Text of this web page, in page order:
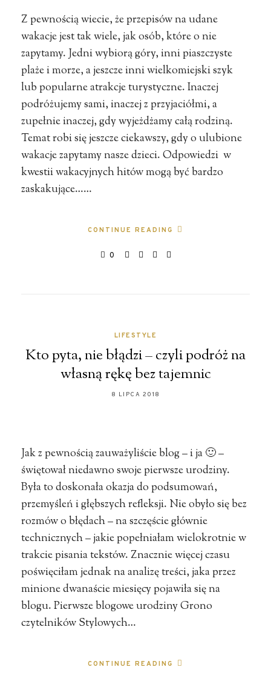
Z pewnością wiecie, że przepisów na udane
wakacje jest tak wiele, jak osób, które o nie
zapytamy. Jedni wybiorą góry, inni piaszczyste
plaże i morze, a jeszcze inni wielkomiejski szyk
lub popularne atrakcje turystyczne. Inaczej
podróżujemy sami, inaczej z przyjaciółmi, a
zupełnie inaczej, gdy wyjeżdżamy całą rodziną.
Temat robi się jeszcze ciekawszy, gdy o ulubione
wakacje zapytamy nasze dzieci. Odpowiedzi w
kwestii wakacyjnych hitów mogą być bardzo
zaskakujące……
CONTINUE READING
0
LIFESTYLE
Kto pyta, nie błądzi – czyli podróż na
własną rękę bez tajemnic
8 LIPCA 2018
Jak z pewnością zauważyliście blog – i ja 🙂 –
świętował niedawno swoje pierwsze urodziny.
Była to doskonała okazja do podsumowań,
przemyśleń i głębszych refleksji. Nie obyło się bez
rozmów o błędach – na szczęście głównie
technicznych – jakie popełniałam wielokrotnie w
trakcie pisania tekstów. Znacznie więcej czasu
poświęciłam jednak na analizę treści, jaka przez
minione dwanaście miesięcy pojawiła się na
blogu. Pierwsze blogowe urodziny Grono
czytelników Stylowych…
CONTINUE READING